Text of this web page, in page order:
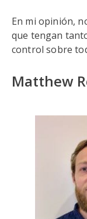
En mi opinión,
que tengan
control sobre
Matthew